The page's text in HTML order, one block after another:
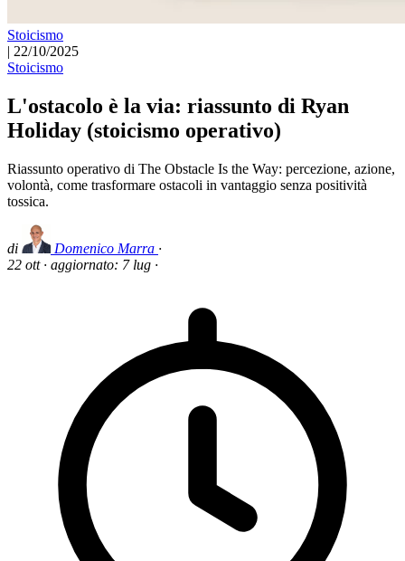
Stoicismo
| 22/10/2025
Stoicismo
L'ostacolo è la via: riassunto di Ryan
Holiday (stoicismo operativo)
Riassunto operativo di The Obstacle Is the Way: percezione, azione,
volontà, come trasformare ostacoli in vantaggio senza positività
tossica.
di Domenico Marra ·
22 ott · aggiornato: 7 lug ·